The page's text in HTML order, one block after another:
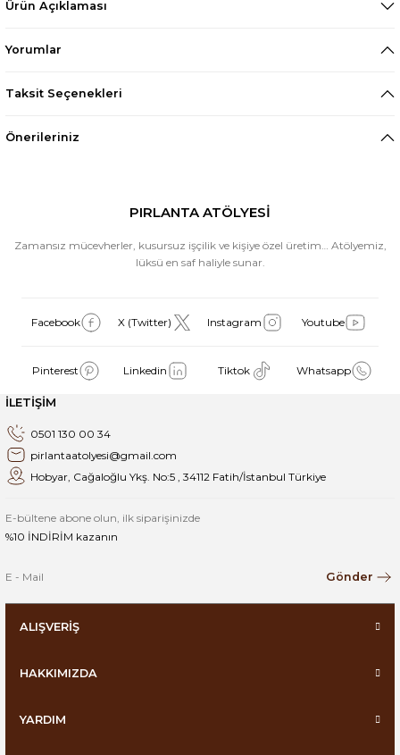
Ürün Açıklaması
Yorumlar
Taksit Seçenekleri
Önerileriniz
PIRLANTA ATÖLYESİ
Zamansız mücevherler, kusursuz işçilik ve kişiye özel üretim… Atölyemiz,
lüksü en saf haliyle sunar.
Facebook X (Twitter) Instagram Youtube
Pinterest Linkedin Tiktok Whatsapp
İLETİŞİM
0501 130 00 34
pirlantaatolyesi@gmail.com
Hobyar, Cağaloğlu Ykş. No:5 , 34112 Fatih/İstanbul Türkiye
E-bültene abone olun, ilk siparişinizde
%10 İNDİRİM kazanın
Gönder
ALIŞVERİŞ
HAKKIMIZDA
YARDIM